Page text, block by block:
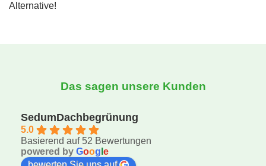
Alternative!
Das sagen unsere Kunden
SedumDachbegrünung
5.0
Basierend auf 52 Bewertungen
powered by Goog e